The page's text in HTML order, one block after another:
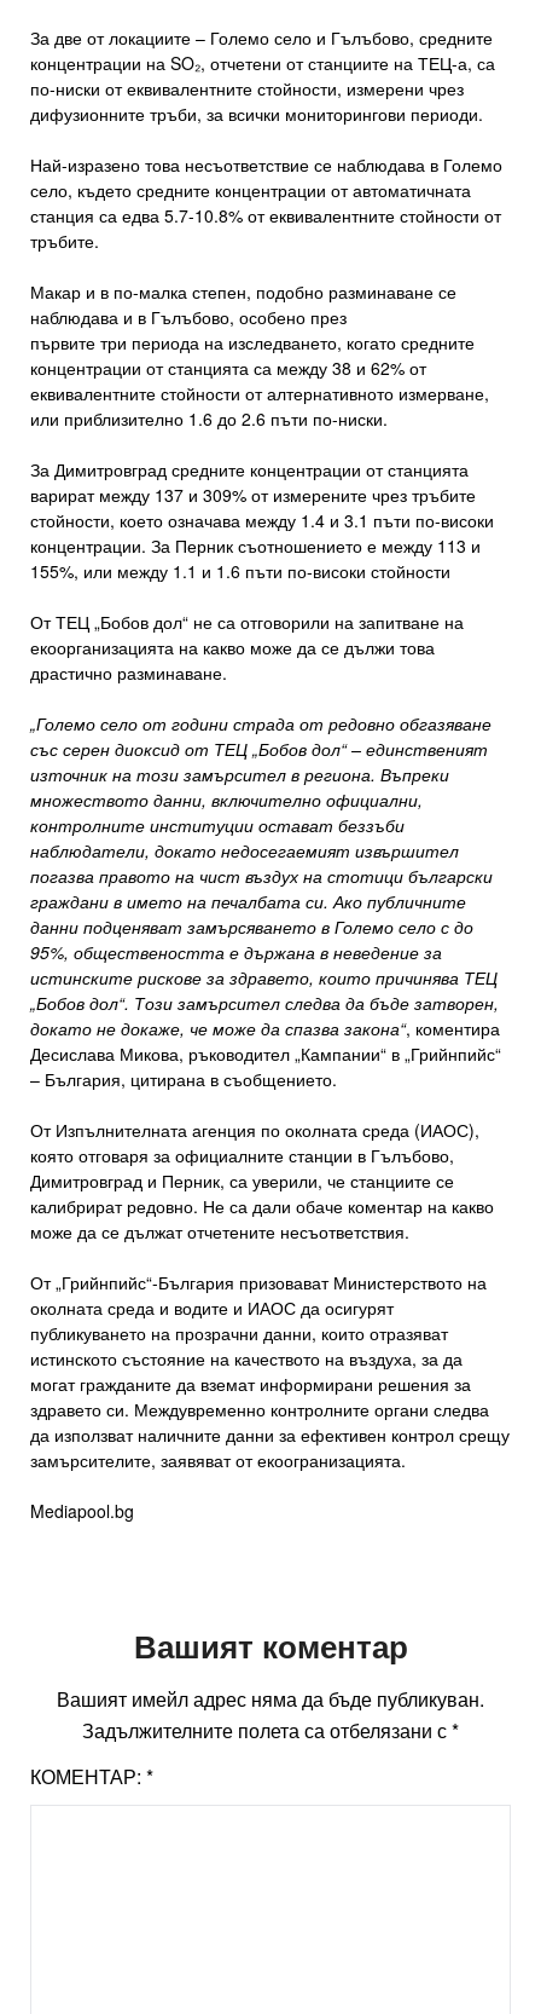
За две от локациите – Големо село и Гълъбово, средните
концентрации на SO₂, отчетени от станциите на ТЕЦ-а, са
по-ниски от еквивалентните стойности, измерени чрез
дифузионните тръби, за всички мониторингови периоди.
Най-изразено това несъответствие се наблюдава в Големо
село, където средните концентрации от автоматичната
станция са едва 5.7-10.8% от еквивалентните стойности от
тръбите.
Макар и в по-малка степен, подобно разминаване се
наблюдава и в Гълъбово, особено през
първите три периода на изследването, когато средните
концентрации от станцията са между 38 и 62% от
еквивалентните стойности от алтернативното измерване,
или приблизително 1.6 до 2.6 пъти по-ниски.
За Димитровград средните концентрации от станцията
варират между 137 и 309% от измерените чрез тръбите
стойности, което означава между 1.4 и 3.1 пъти по-високи
концентрации. За Перник съотношението е между 113 и
155%, или между 1.1 и 1.6 пъти по-високи стойности
От ТЕЦ „Бобов дол“ не са отговорили на запитване на
екоорганизацията на какво може да се дължи това
драстично разминаване.
„Големо село от години страда от редовно обгазяване
със серен диоксид от ТЕЦ „Бобов дол“ – единственият
източник на този замърсител в региона. Въпреки
множеството данни, включително официални,
контролните институции остават беззъби
наблюдатели, докато недосегаемият извършител
погазва правото на чист въздух на стотици български
граждани в името на печалбата си. Ако публичните
данни подценяват замърсяването в Големо село с до
95%, обществеността е държана в неведение за
истинските рискове за здравето, които причинява ТЕЦ
„Бобов дол“. Този замърсител следва да бъде затворен,
докато не докаже, че може да спазва закона“, коментира
Десислава Микова, ръководител „Кампании“ в „Грийнпийс“
– България, цитирана в съобщението.
От Изпълнителната агенция по околната среда (ИАОС),
която отговаря за официалните станции в Гълъбово,
Димитровград и Перник, са уверили, че станциите се
калибрират редовно. Не са дали обаче коментар на какво
може да се дължат отчетените несъответствия.
От „Грийнпийс“-България призовават Министерството на
околната среда и водите и ИАОС да осигурят
публикуването на прозрачни данни, които отразяват
истинското състояние на качеството на въздуха, за да
могат гражданите да вземат информирани решения за
здравето си. Междувременно контролните органи следва
да използват наличните данни за ефективен контрол срещу
замърсителите, заявяват от екоогранизацията.
Mediapool.bg
Вашият коментар
Вашият имейл адрес няма да бъде публикуван.
Задължителните полета са отбелязани с*
КОМЕНТАР: *